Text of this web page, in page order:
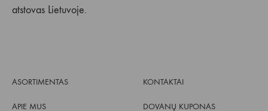
atstovas Lietuvoje.
ASORTIMENTAS
APIE MUS
KONTAKTAI
DOVANŲ KUPONAS